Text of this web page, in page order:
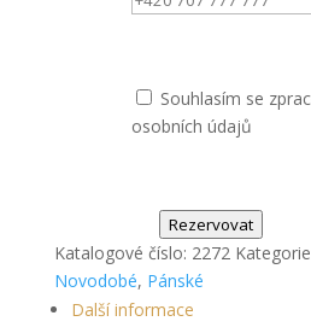
Souhlasím se
osobních údajů
Rezervovat
Katalogové číslo: 2272
Novodobé, Pánské
Další informace